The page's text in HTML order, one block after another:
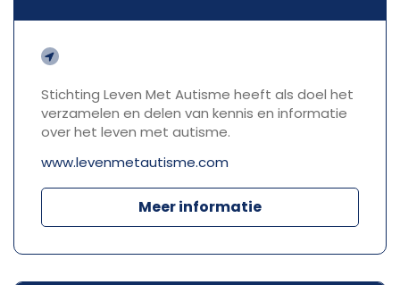
Stichting Leven Met Autisme heeft als doel het
verzamelen en delen van kennis en informatie
over het leven met autisme.
www.levenmetautisme.com
Meer informatie